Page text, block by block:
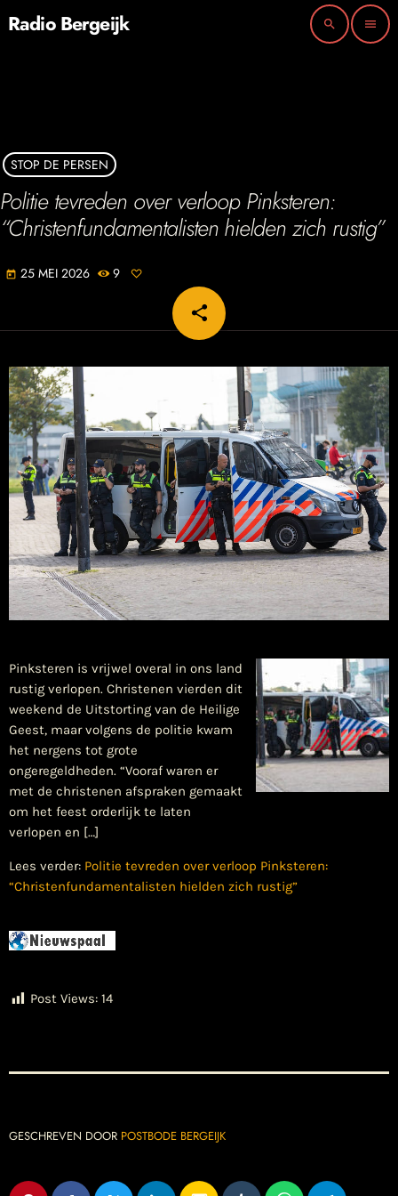
Radio Bergeijk search menu
STOP DE PERSEN
Politie tevreden over verloop Pinksteren:
“Christenfundamentalisten hielden zich rustig”
today 25 MEI 2026 9
share
email
Pinksteren is vrijwel overal in ons land
rustig verlopen. Christenen vierden dit
weekend de Uitstorting van de Heilige
Geest, maar volgens de politie kwam
het nergens tot grote
ongeregeldheden. “Vooraf waren er
met de christenen afspraken gemaakt
om het feest orderlijk te laten
verlopen en […]
Lees verder: Politie tevreden over verloop Pinksteren:
“Christenfundamentalisten hielden zich rustig”
Post Views: 14
GESCHREVEN DOOR POSTBODE BERGEIJK